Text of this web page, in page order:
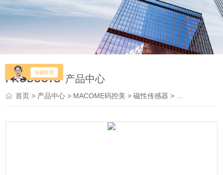
PRODUCTS 产品中心
首页> 产品中心 > MACOME码控美 >磁性传感器 > SW-2507FMACOME码控美 定位传感器 3通道开关输出型